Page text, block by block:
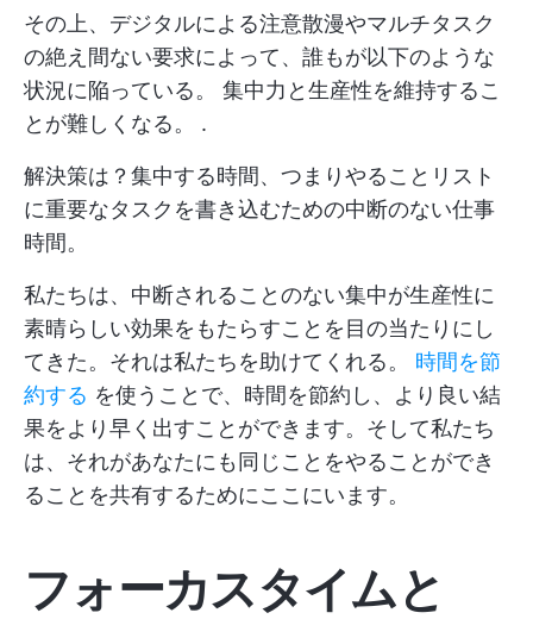
その上、デジタルによる注意散漫やマルチタスク
の絶え間ない要求によって、誰もが以下のような
状況に陥っている。 集中力と生産性を維持するこ
とが難しくなる。
.
解決策は？集中する時間、つまりやることリスト
に重要なタスクを書き込むための中断のない仕事
時間。
私たちは、中断されることのない集中が生産性に
素晴らしい効果をもたらすことを目の当たりにし
てきた。それは私たちを助けてくれる。 時間を節
約する を使うことで、時間を節約し、より良い結
果をより早く出すことができます。そして私たち
は、それがあなたにも同じことをやることができ
ることを共有するためにここにいます。
フォーカスタイムと